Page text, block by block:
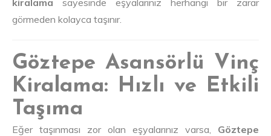
görmeden kolayca taşınır.
Göztepe Asansörlü Vinç
Kiralama: Hızlı ve Etkili
Taşıma
Eğer taşınması zor olan eşyalarınız varsa, Göztepe